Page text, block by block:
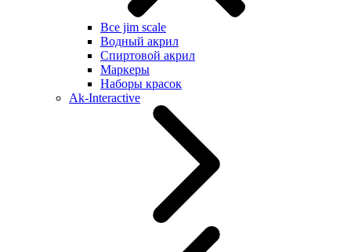
Все jim scale
Водный акрил
Спиртовой акрил
Маркеры
Наборы красок
Ak-Interactive